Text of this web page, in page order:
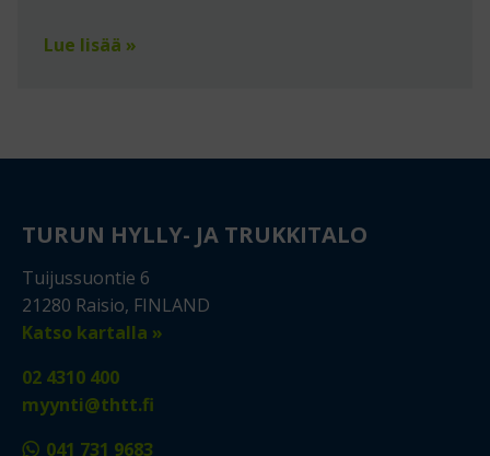
Lue lisää »
TURUN HYLLY- JA TRUKKITALO
Tuijussuontie 6
21280 Raisio, FINLAND
Katso kartalla »
02 4310 400
myynti@thtt.fi
041 731 9683